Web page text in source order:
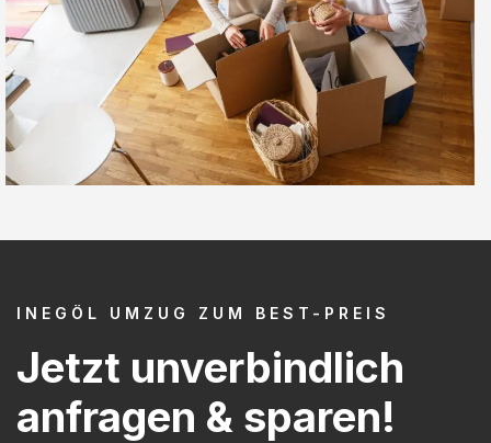
INEGÖL UMZUG ZUM BEST-PREIS
Jetzt unverbindlich
anfragen & sparen!